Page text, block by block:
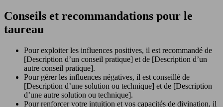
Conseils et recommandations pour le
taureau
Pour exploiter les influences positives, il est recommandé de
[Description d’un conseil pratique] et de [Description d’un
autre conseil pratique].
Pour gérer les influences négatives, il est conseillé de
[Description d’une solution ou technique] et de [Description
d’une autre solution ou technique].
Pour renforcer votre intuition et vos capacités de divination, il